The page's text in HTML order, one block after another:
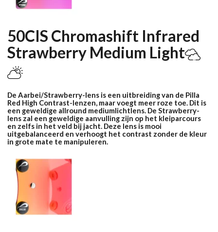
50CIS Chromashift Infrared
Strawberry Medium Light
De Aarbei/Strawberry-lens is een uitbreiding van de Pilla
Red High Contrast-lenzen, maar voegt meer roze toe. Dit is
een geweldige allround mediumlichtlens. De Strawberry-
lens zal een geweldige aanvulling zijn op het kleiparcours
en zelfs in het veld bij jacht. Deze lens is mooi
uitgebalanceerd en verhoogt het contrast zonder de kleur
in grote mate te manipuleren.